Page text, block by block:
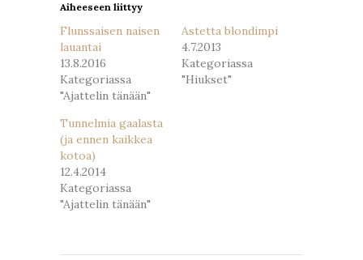
Aiheeseen liittyy
Flunssaisen naisen
lauantai
13.8.2016
Kategoriassa
"Ajattelin tänään"
Astetta blondimpi
4.7.2013
Kategoriassa
"Hiukset"
Tunnelmia gaalasta
(ja ennen kaikkea
kotoa)
12.4.2014
Kategoriassa
"Ajattelin tänään"